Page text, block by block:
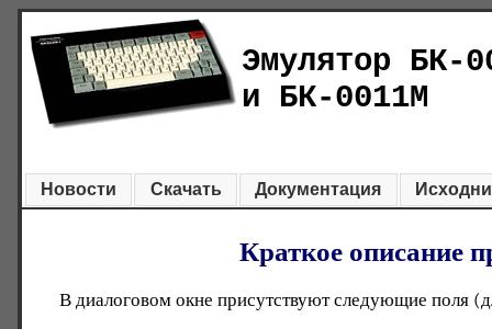
Эмулятор БК-
и БК-0011М
Новости Скачать Документация
Краткое описание
В диалоговом окне присутствуют следующие поля